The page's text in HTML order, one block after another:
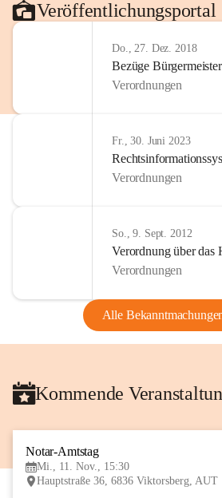
Veröffentlichungsportal
Do., 27. Dez. 2018
Bezüge Bürgermeister
Verordnungen
Fr., 30. Juni 2023
Verordnungen
So., 9. Sept. 2012
Verordnung über das
Verordnungen
Alle
Kommende
Notar-Amtstag
Mi., 11. Nov., 15:30
Hauptstraße 36, 6836 Viktorsberg, AUT